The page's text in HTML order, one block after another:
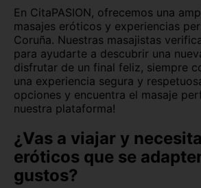
En CitaPASION, ofrecemos una
masajes eróticos y experiencias
Coruña. Nuestras masajistas
para ayudarte a descubrir una
disfrutar de un final feliz, siempre
una experiencia segura y
opciones y encuentra el masaje
nuestra plataforma!
¿Vas a viajar y
eróticos que se
gustos?